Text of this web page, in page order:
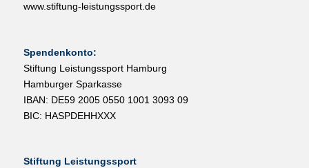
www.stiftung-leistungssport.de
Spendenkonto:
Stiftung Leistungssport Hamburg
Hamburger Sparkasse
IBAN: DE59 2005 0550 1001 3093 09
BIC: HASPDEHHXXX
Stiftung Leistungssport